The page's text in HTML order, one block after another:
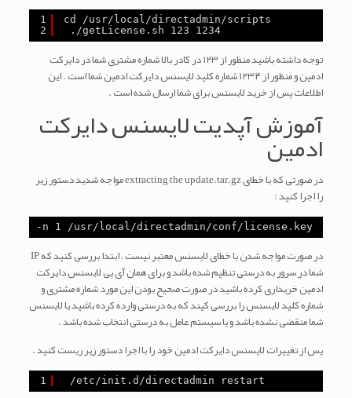
1
2
cd /usr/local/directadmin/scripts
./getLicense.sh 123 1234
توجه داشته باشید منظور از ۱۲۳ در کادر بالا شماره مشتری شما در دایرکت
ادمین و منظور از ۱۲۳۴ شماره کلید لایسنس دایرکت ادمین شما است . این
اطلاعات پس از خرید لایسنس برای شما ارسال شده است .
آموزش آپدیت لایسنس دایرکت
ادمین
در صورتی که با خطای extracting the update.tar.gz مواجه شدید دستور زیر
را اجرا کنید :
head -n 1 /usr/local/directadmin/conf/license.key
در صورت مواجه شدن با خطای لایسنس معتبر نیست ، ابتدا بررسی کنید که IP
شما در سرور به درستی تنظیم شده باشد و برای همان آی پی لایسنس دایرکت
ادمین خریداری کرده باشید در صورت صحیح بودن این مورد شماره مشتری و
شماره کلید لایسنس را بررسی کیند که به درستی وارده کرده باشید یا لایسنس
شما منقضی نشده باشد و یا سیستم عامل به درستی انتخاب شده باشد .
پس از تغییرات لایسنس دایرکت ادمین خود را با اجرا دستور زیر ریست کنید .
1 /etc/init.d/directadmin restart